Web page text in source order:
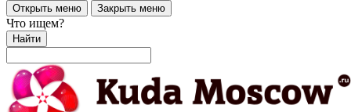
Открыть меню Закрыть меню
Что ищем?
Найти